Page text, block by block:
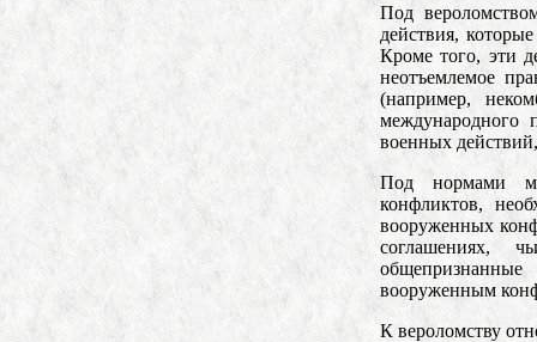
Под
действия,
Кроме того, эти
неотъемлемое
(например,
международного
военных
Под нормами
конфликтов,
вооруженных
соглашениях,
вооруженным
К вероломству